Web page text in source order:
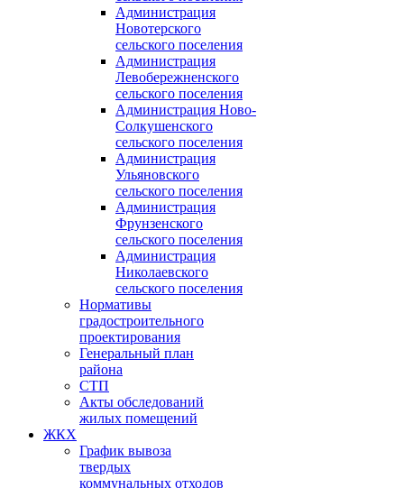
Администрация
Новотерского
сельского поселения
Администрация
Левобережненского
сельского поселения
Администрация Ново-
Солкушенского
сельского поселения
Администрация
Ульяновского
сельского поселения
Администрация
Фрунзенского
сельского поселения
Администрация
Николаевского
сельского поселения
Нормативы
градостроительного
проектирования
Генеральный план
района
СТП
Акты обследований
жилых помещений
ЖКХ
График вывоза
твердых
коммунальных отходов